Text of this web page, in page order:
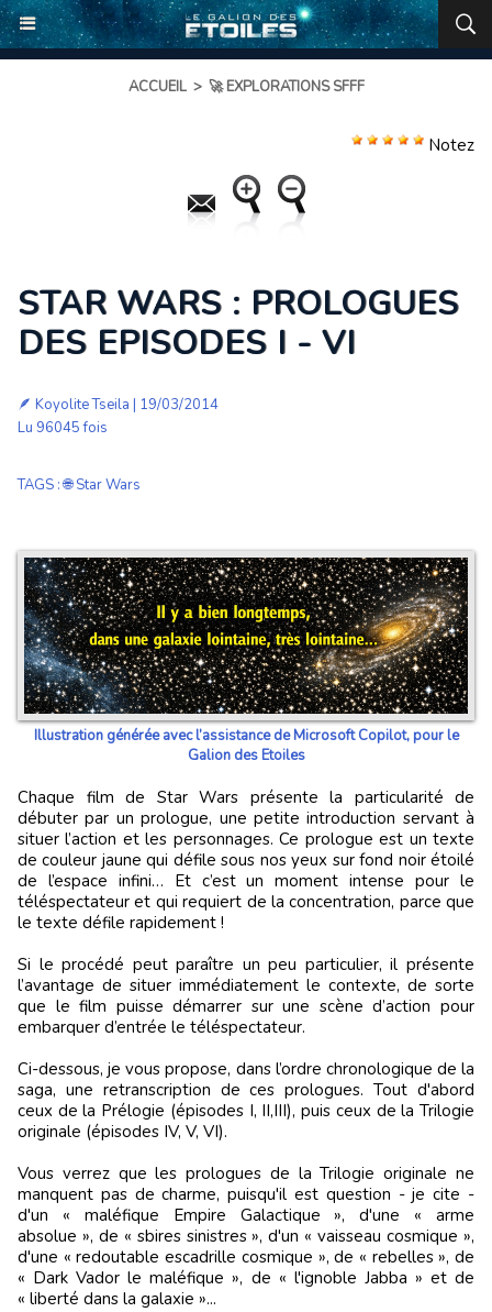
ACCUEIL > 🚀 EXPLORATIONS SFFF
Notez
STAR WARS : PROLOGUES
DES EPISODES I - VI
🪶 Koyolite Tseila | 19/03/2014
Lu 96045 fois
TAGS :🌐 Star Wars
Illustration générée avec l’assistance de Microsoft Copilot, pour le
Galion des Etoiles
Chaque film de Star Wars présente la particularité de
débuter par un prologue, une petite introduction servant à
situer l’action et les personnages. Ce prologue est un texte
de couleur jaune qui défile sous nos yeux sur fond noir étoilé
de l’espace infini… Et c’est un moment intense pour le
téléspectateur et qui requiert de la concentration, parce que
le texte défile rapidement !
Si le procédé peut paraître un peu particulier, il présente
l’avantage de situer immédiatement le contexte, de sorte
que le film puisse démarrer sur une scène d’action pour
embarquer d’entrée le téléspectateur.
Ci-dessous, je vous propose, dans l’ordre chronologique de la
saga, une retranscription de ces prologues. Tout d'abord
ceux de la Prélogie (épisodes I, II,III), puis ceux de la Trilogie
originale (épisodes IV, V, VI).
Vous verrez que les prologues de la Trilogie originale ne
manquent pas de charme, puisqu'il est question - je cite -
d'un « maléfique Empire Galactique », d'une « arme
absolue », de « sbires sinistres », d'un « vaisseau cosmique »,
d'une « redoutable escadrille cosmique », de « rebelles », de
« Dark Vador le maléfique », de « l'ignoble Jabba » et de
« liberté dans la galaxie »...